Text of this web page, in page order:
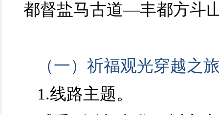
都督盐马古道—丰都方斗
（一）祈福观光穿越之
1.线路主题。